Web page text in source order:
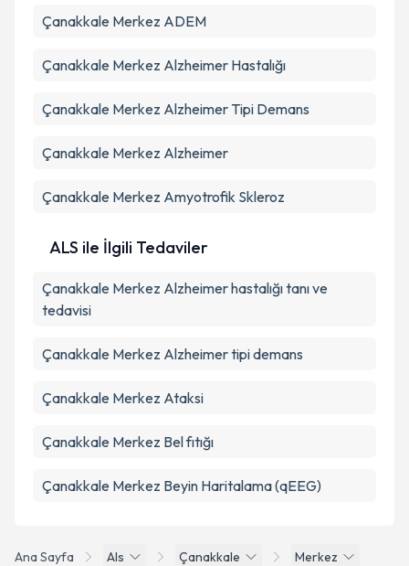
Ana Sayfa Als Çanakkale Merkez
Çanakkale Merkez ADEM
Çanakkale Merkez Alzheimer Hastalığı
Çanakkale Merkez Alzheimer Tipi Demans
Çanakkale Merkez Alzheimer
Çanakkale Merkez Amyotrofik Skleroz
ALS ile İlgili Tedaviler
Çanakkale Merkez Alzheimer hastalığı tanı ve
tedavisi
Çanakkale Merkez Alzheimer tipi demans
Çanakkale Merkez Ataksi
Çanakkale Merkez Bel fıtığı
Çanakkale Merkez Beyin Haritalama (qEEG)